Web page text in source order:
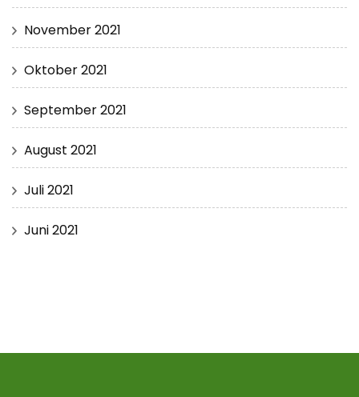
November 2021
Oktober 2021
September 2021
August 2021
Juli 2021
Juni 2021